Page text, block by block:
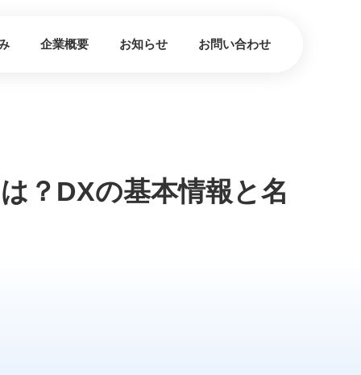
企業概要 お知らせ お問い合わせ
？DXの基本情報と名